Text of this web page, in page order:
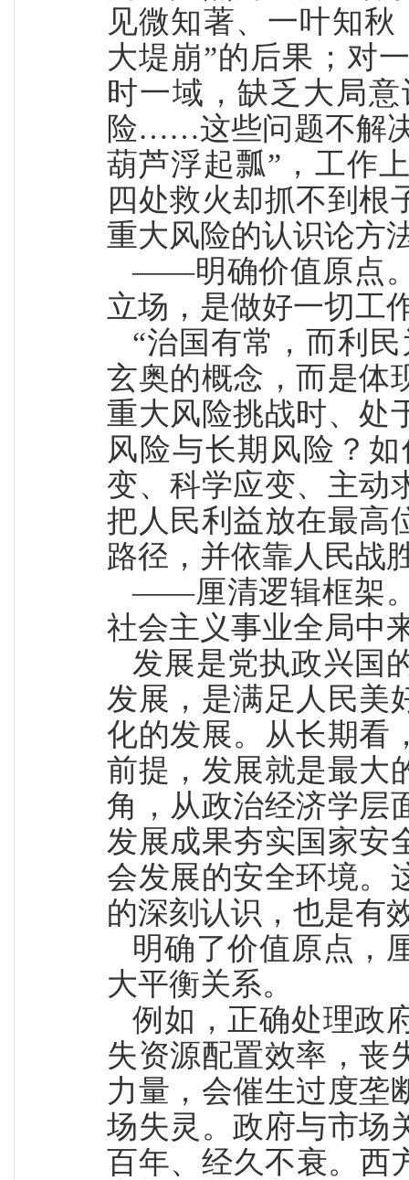
见微知著、一叶知
大堤崩”的后果；对
时一域，缺乏大局
险……这些问题不解
葫芦浮起瓢”，工作
四处救火却抓不到根
重大风险的认识论方
——明确价值原点
立场，是做好一切工
“治国有常，而利
玄奥的概念，而是体
重大风险挑战时、处
风险与长期风险？
变、科学应变、主动
把人民利益放在最高
路径，并依靠人民战
——厘清逻辑框架
社会主义事业全局中
发展是党执政兴国
发展，是满足人民美
化的发展。从长期看
前提，发展就是最大
角，从政治经济学层
发展成果夯实国家安
会发展的安全环境。
的深刻认识，也是有
明确了价值原点，
大平衡关系。
例如，正确处理政
失资源配置效率，丧
力量，会催生过度垄
场失灵。政府与市场
百年、经久不衰。西